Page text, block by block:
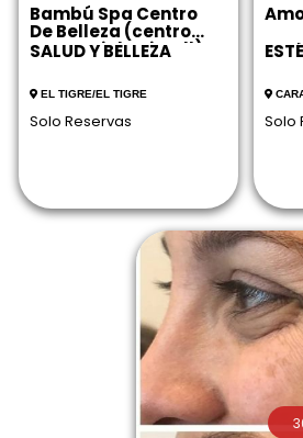
Bambú Spa Centro
De Belleza (centro
Comercial Unimall)
SALUD Y BELLEZA
EL TIGRE/EL TIGRE
Solo Reservas Solo